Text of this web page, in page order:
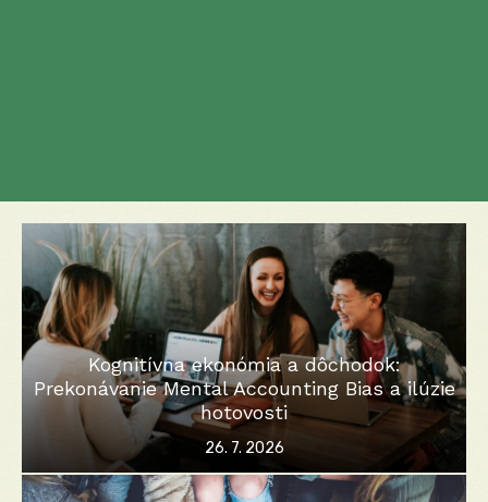
Kognitívna ekonómia a dôchodok:
Prekonávanie Mental Accounting Bias a ilúzie
hotovosti
Posted
on
26. 7. 2026